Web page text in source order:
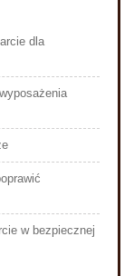
dla
w bezpiecznej